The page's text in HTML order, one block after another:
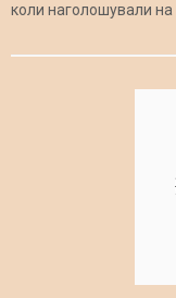
коли наголошували на